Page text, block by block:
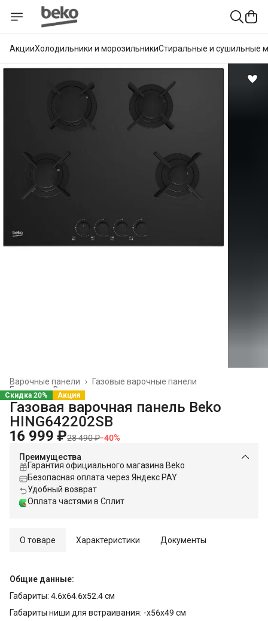
АкцииХолодильники и морозильникиСтиральные и сушильные
Газовые варочные панели
Варочные панели
›
Встраиваемая техника
Главная ›
Скидка 20% Акция
Газовая варочная панель Beko
HING642202SB
16 999 ₽28 490 ₽−40%
Преимущества
Гарантия официального магазина Beko
Безопасная оплата через Яндекс PAY
Удобный возврат
Оплата частями в Сплит
О товаре Характеристики Документы
Общие данные:
Габариты: 4.6х64.6x52.4 см
Габариты ниши для встраивания: -х56x49 см